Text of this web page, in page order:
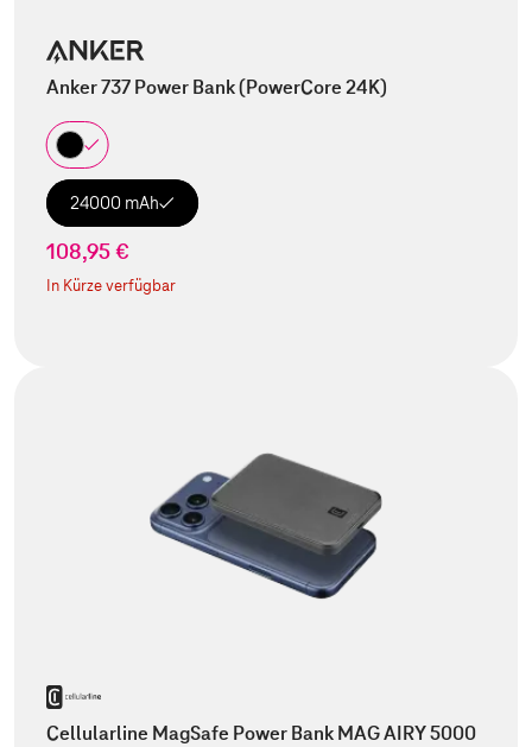
Anker 737 Power Bank (PowerCore 24K)
24000 mAh
108,95 €
In Kürze verfügbar
Cellularline MagSafe Power Bank MAG AIRY 5000